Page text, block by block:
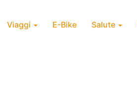
Viaggi E-Bike Salute